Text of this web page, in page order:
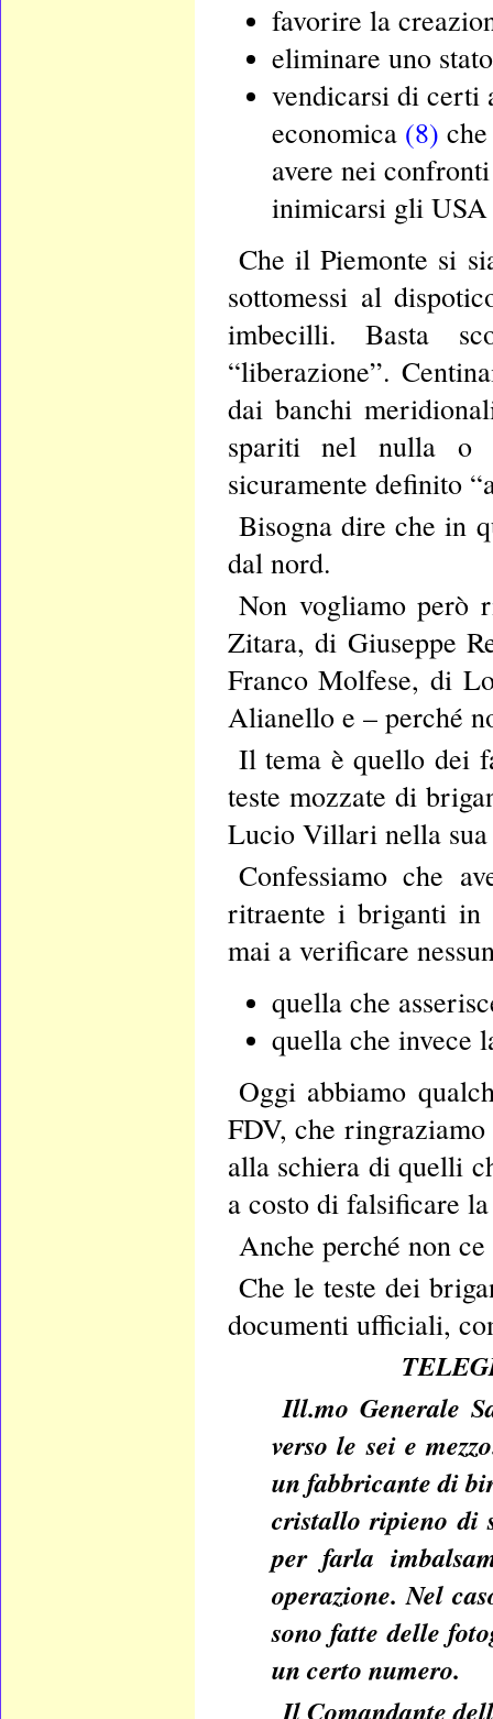
favorire la
eliminare uno
vendicarsi di certi
economica (8)
avere nei
inimicarsi gli
Che il Piemonte si
sottomessi al
imbecilli. Basta
“liberazione”.
dai banchi
spariti nel nulla o
sicuramente definito
Bisogna dire che in
dal nord.
Non vogliamo però
Zitara, di Giuseppe
Franco Molfese, di
Alianello e – perché
Il tema è quello dei
teste mozzate di
Lucio Villari nella
Confessiamo che
ritraente i briganti in
mai a verificare
quella che
quella che invece
Oggi abbiamo
FDV, che
alla schiera di quelli
a costo di falsificare
Anche perché non ce
Che le teste dei
documenti ufficiali,
Ill.mo Generale
verso le sei e
un fabbricante di
cristallo ripieno di
per farla
operazione. Nel
sono fatte delle
un certo numero.
Il Comandante